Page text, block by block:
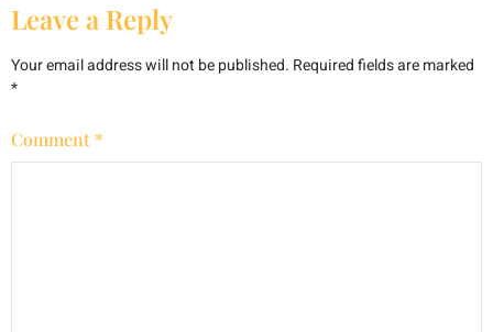
Leave a Reply
Your email address will not be published. Required fields are marked
*
Comment *